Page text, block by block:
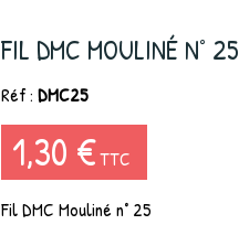
FIL DMC MOULINÉ N° 25
Réf : DMC25
1,30 €TTC
Fil DMC Mouliné n° 25